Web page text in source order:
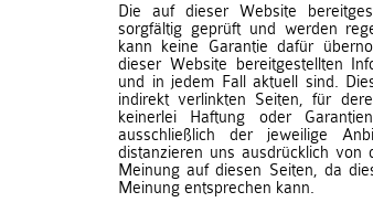
Die auf dieser Website
sorgfältig geprüft und werden
kann keine Garantie dafür
dieser Website bereitgestellten
und in jedem Fall aktuell sind.
indirekt verlinkten Seiten, für
keinerlei Haftung oder
ausschließlich der jeweilige
distanzieren uns ausdrücklich von
Meinung auf diesen Seiten, da
Meinung entsprechen kann.